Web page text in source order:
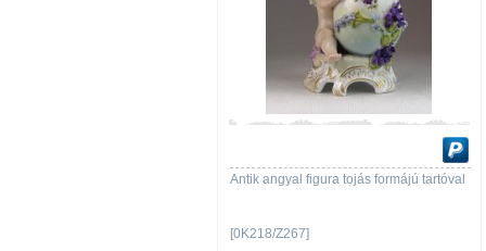
Antik angyal figura tojás formájú tartóval
[0K218/Z267]